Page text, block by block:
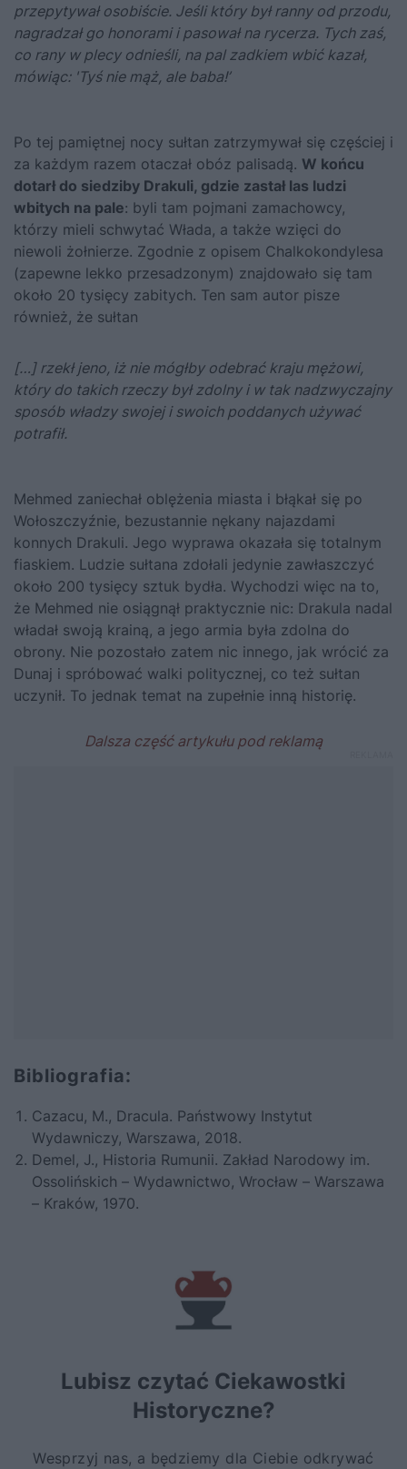
przepytywał osobiście. Jeśli który był ranny od przodu,
nagradzał go honorami i pasował na rycerza. Tych zaś,
co rany w plecy odnieśli, na pal zadkiem wbić kazał,
mówiąc: 'Tyś nie mąż, ale baba!’
Po tej pamiętnej nocy sułtan zatrzymywał się częściej i
za każdym razem otaczał obóz palisadą. W końcu
dotarł do siedziby Drakuli, gdzie zastał las ludzi
wbitych na pale: byli tam pojmani zamachowcy,
którzy mieli schwytać Włada, a także wzięci do
niewoli żołnierze. Zgodnie z opisem Chalkokondylesa
(zapewne lekko przesadzonym) znajdowało się tam
około 20 tysięcy zabitych. Ten sam autor pisze
również, że sułtan
[…] rzekł jeno, iż nie mógłby odebrać kraju mężowi,
który do takich rzeczy był zdolny i w tak nadzwyczajny
sposób władzy swojej i swoich poddanych używać
potrafił.
Mehmed zaniechał oblężenia miasta i błąkał się po
Wołoszczyźnie, bezustannie nękany najazdami
konnych Drakuli. Jego wyprawa okazała się totalnym
fiaskiem. Ludzie sułtana zdołali jedynie zawłaszczyć
około 200 tysięcy sztuk bydła. Wychodzi więc na to,
że Mehmed nie osiągnął praktycznie nic: Drakula nadal
władał swoją krainą, a jego armia była zdolna do
obrony. Nie pozostało zatem nic innego, jak wrócić za
Dunaj i spróbować walki politycznej, co też sułtan
uczynił. To jednak temat na zupełnie inną historię.
Bibliografia:
Cazacu, M., Dracula. Państwowy Instytut
Wydawniczy, Warszawa, 2018.
Demel, J., Historia Rumunii. Zakład Narodowy im.
Ossolińskich – Wydawnictwo, Wrocław – Warszawa
– Kraków, 1970.